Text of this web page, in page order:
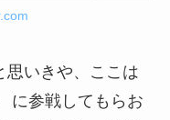
思いきや、ここは
に参戦してもらお